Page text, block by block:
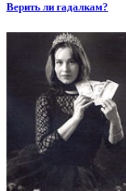
Верить ли гадалкам?